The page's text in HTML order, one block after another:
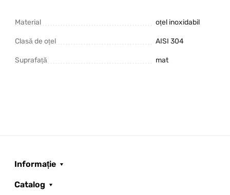
Material oțel inoxidabil
Clasă de oțel AISI 304
Suprafață mat
Informație
Catalog